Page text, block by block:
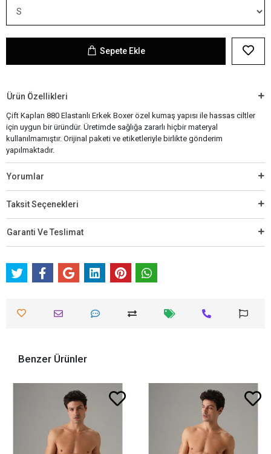
Sepete Ekle
Ürün Özellikleri
Çift Kaplan 880 Elastanlı Erkek Boxer özel kumaş yapısı ile hassas ciltler
için uygun bir üründür. Üretimde sağlığa zararlı hiçbir materyal
kullanılmamıştır. Orijinal paketi ve etiketleriyle birlikte gönderim
yapılmaktadır.
Yorumlar
Taksit Seçenekleri
Garanti Ve Teslimat
Benzer Ürünler